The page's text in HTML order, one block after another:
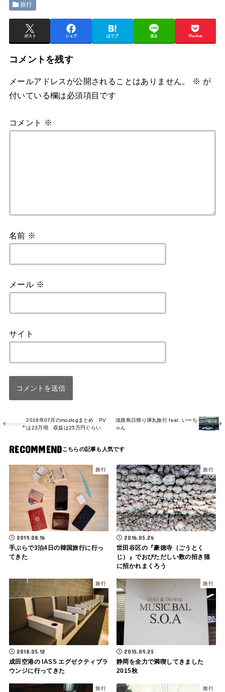
旅行
ポスト シェア はてブ 送る Pocket
コメントを残す
メールアドレスが公開されることはありません。 ※ が
付いている欄は必須項目です
コメント ※
名前 ※
メール ※
サイト
2018年07月のmozlogまとめ PV
は23万弱 収益は25万円ぐらい
淡路島日帰り弾丸旅行 feat. いーち
ゃん
RECOMMEND
旅行
2019.08.16
手ぶらで3泊4日の韓国旅行に行っ
てきた
旅行
2016.05.26
世田谷区の『豪徳寺（ごうとく
じ）』でおびただしい数の招き猫
に招かれまくろう
旅行
2018.05.12
成田空港の IASS エグゼクティブラ
ウンジに行ってきた
旅行
2015.09.25
静岡を全力で満喫してきました
2015秋
旅行 旅行